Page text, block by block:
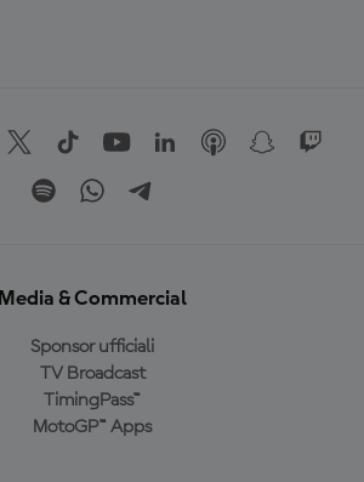
Media & Commercial
Sponsor ufficiali
TV Broadcast
TimingPass™
MotoGP™ Apps